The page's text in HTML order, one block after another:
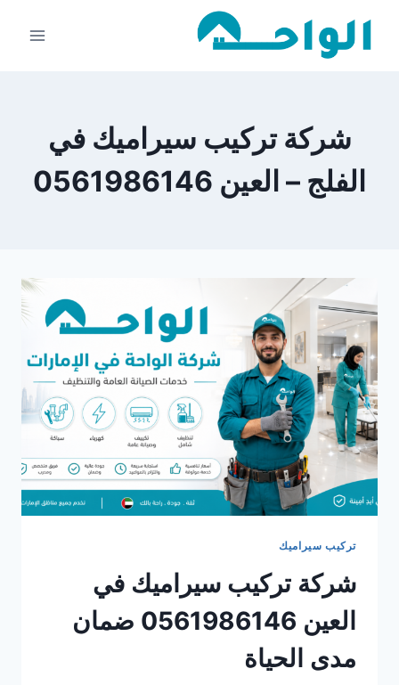
شركة تركيب سيراميك في
الفلج – العين 0561986146
تركيب سيراميك
شركة تركيب سيراميك في
العين 0561986146 ضمان
مدى الحياة